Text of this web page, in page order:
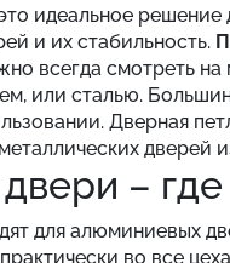
идеальное решение
и их стабильность.
всегда смотреть
или сталью.
Дверная
дверей
– где
для алюминиевых
во все